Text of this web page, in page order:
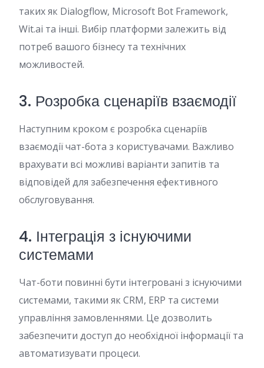
таких як Dialogflow, Microsoft Bot Framework,
Wit.ai та інші. Вибір платформи залежить від
потреб вашого бізнесу та технічних
можливостей.
3. Розробка сценаріїв взаємодії
Наступним кроком є розробка сценаріїв
взаємодії чат-бота з користувачами. Важливо
врахувати всі можливі варіанти запитів та
відповідей для забезпечення ефективного
обслуговування.
4. Інтеграція з існуючими
системами
Чат-боти повинні бути інтегровані з існуючими
системами, такими як CRM, ERP та системи
управління замовленнями. Це дозволить
забезпечити доступ до необхідної інформації та
автоматизувати процеси.